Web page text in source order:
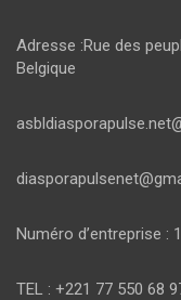
Adresse :Rue des
Belgique
Numéro d’entreprise :
TEL : +221 77 550 68